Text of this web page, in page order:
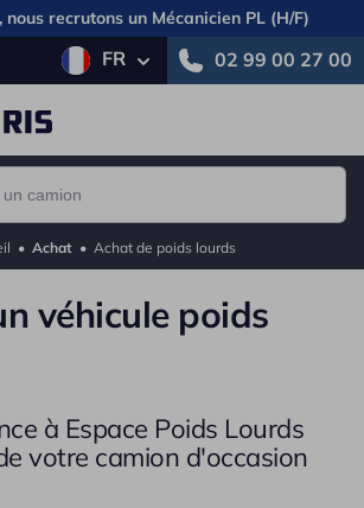
nous recrutons un Mécanicien PL (H/F)
FR 02 99 00 27 00
• Achat• Achat de poids lourds
véhicule poids
à Espace Poids Lourds
votre camion d'occasion